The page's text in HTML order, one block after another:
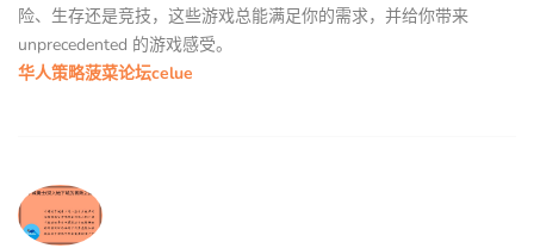
险、生存还是竞技，这些游戏总能满足你的需求，并给你带来
unprecedented 的游戏感受。
华人策略菠菜论坛celue